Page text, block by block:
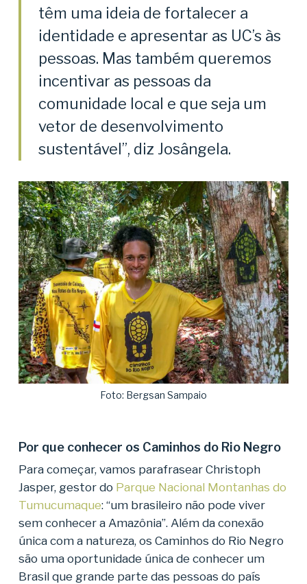
têm uma ideia de fortalecer a
identidade e apresentar as UC’s às
pessoas. Mas também queremos
incentivar as pessoas da
comunidade local e que seja um
vetor de desenvolvimento
sustentável”, diz Josângela.
Foto: Bergsan Sampaio
Por que conhecer os Caminhos do Rio Negro
Para começar, vamos parafrasear Christoph
Jasper, gestor do Parque Nacional Montanhas do
Tumucumaque: “um brasileiro não pode viver
sem conhecer a Amazônia”. Além da conexão
única com a natureza, os Caminhos do Rio Negro
são uma oportunidade única de conhecer um
Brasil que grande parte das pessoas do país